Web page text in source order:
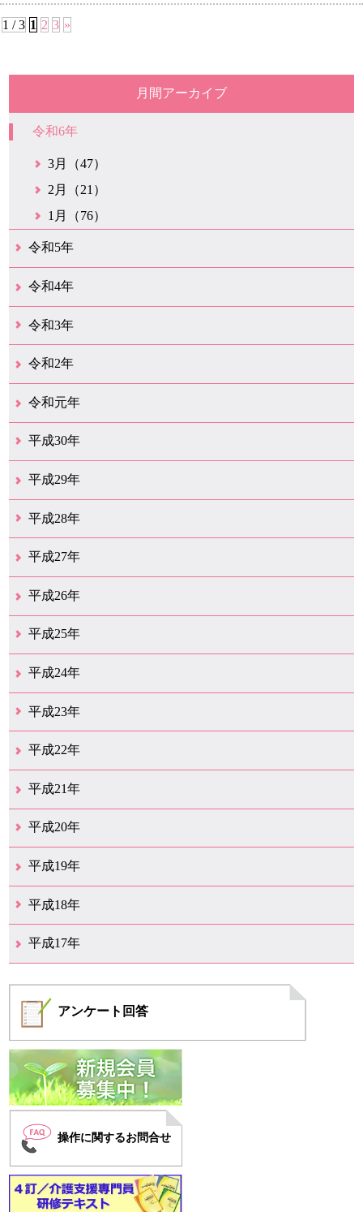
1 / 3 1 2 3 »
月間アーカイブ
令和6年
3月（47）
2月（21）
1月（76）
令和5年
12月（38）
11月（31）
10月（29）
9月（29）
8月（28）
7月（34）
6月（21）
5月（37）
4月（30）
3月（42）
2月（20）
1月（25）
令和4年
12月（43）
11月（21）
10月（35）
9月（34）
8月（36）
7月（25）
6月（32）
5月（17）
4月（48）
3月（42）
2月（23）
1月（31）
令和3年
12月（26）
11月（25）
10月（18）
9月（34）
8月（27）
7月（31）
6月（26）
5月（36）
4月（39）
3月（68）
2月（19）
1月（45）
令和2年
12月（41）
11月（18）
10月（25）
9月（20）
8月（31）
7月（29）
6月（41）
5月（36）
4月（50）
3月（69）
2月（38）
1月（12）
令和元年
12月（22）
11月（21）
10月（38）
9月（24）
8月（16）
7月（29）
6月（27）
5月（15）
4月（47）
3月（23）
2月（10）
1月（9）
平成30年
12月（29）
11月（13）
10月（18）
9月（17）
8月（19）
7月（65）
6月（20）
5月（16）
4月（29）
3月（41）
2月（16）
1月（15）
平成29年
12月（22）
11月（11）
10月（22）
9月（31）
8月（19）
7月（30）
6月（6）
5月（13）
4月（10）
3月（10）
2月（5）
1月（6）
平成28年
12月（15）
11月（12）
10月（11）
9月（21）
8月（11）
7月（18）
6月（15）
5月（27）
4月（50）
3月（37）
2月（12）
1月（9）
平成27年
12月（23）
11月（12）
10月（10）
9月（15）
8月（4）
7月（11）
6月（20）
5月（14）
4月（27）
3月（31）
2月（17）
1月（11）
平成26年
12月（13）
11月（12）
10月（13）
9月（16）
8月（17）
7月（11）
6月（13）
5月（5）
4月（16）
3月（16）
2月（15）
1月（11）
平成25年
12月（17）
11月（8）
10月（12）
9月（12）
8月（10）
7月（11）
6月（9）
5月（10）
4月（13）
3月（15）
2月（17）
1月（9）
平成24年
12月（11）
11月（8）
10月（9）
9月（13）
8月（7）
7月（11）
6月（10）
5月（14）
4月（9）
3月（17）
2月（6）
1月（20）
平成23年
12月（14）
11月（17）
10月（24）
9月（16）
8月（17）
7月（12）
6月（14）
5月（19）
4月（20）
3月（13）
2月（6）
1月（4）
平成22年
12月（10）
11月（19）
10月（17）
9月（26）
8月（19）
7月（14）
6月（13）
5月（10）
4月（12）
3月（25）
2月（14）
1月（14）
平成21年
12月（11）
11月（9）
10月（15）
9月（9）
8月（11）
7月（19）
6月（16）
5月（12）
4月（29）
3月（19）
2月（12）
1月（4）
平成20年
12月（19）
11月（10）
10月（18）
9月（10）
8月（9）
7月（14）
6月（15）
5月（10）
4月（9）
3月（13）
2月（8）
1月（5）
平成19年
12月（11）
11月（10）
10月（6）
9月（2）
8月（6）
7月（6）
6月（3）
5月（9）
4月（9）
3月（9）
2月（7）
1月（6）
平成18年
12月（11）
11月（7）
10月（5）
9月（6）
8月（9）
7月（9）
6月（18）
5月（12）
4月（14）
3月（20）
2月（10）
1月（9）
平成17年
アンケート 回答
操作に関するお問合せ